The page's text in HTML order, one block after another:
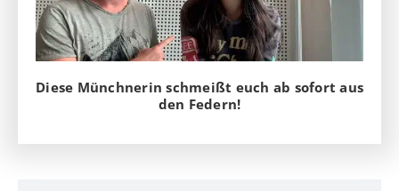
Diese Münchnerin schmeißt euch ab sofort aus
den Federn!